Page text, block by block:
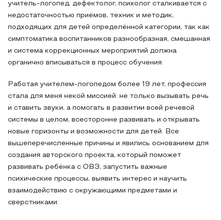
учитель-логопед, дефектолог, психолог сталкивается с
недостаточностью приёмов, техник и методик,
подходящих для детей определённой категории, так как
симптоматика воспитанников разнообразная, смешанная
и система коррекционных мероприятий должна
органично вписываться в процесс обучения.
Работая учителем-логопедом более 19 лет, профессия
стала для меня некой миссией: не только вызывать речь
и ставить звуки, а помогать в развитии всей речевой
системы в целом, всесторонне развивать и открывать
новые горизонты и возможности для детей. Все
вышеперечисленные причины и явились основанием для
создания авторского проекта, который поможет
развивать ребёнка с ОВЗ, запустить важные
психические процессы, выявить интерес и научить
взаимодействию с окружающими предметами и
сверстниками.